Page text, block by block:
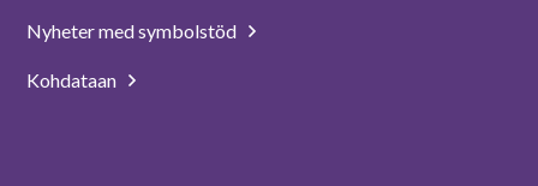
Nyheter med symbolstöd
Kohdataan